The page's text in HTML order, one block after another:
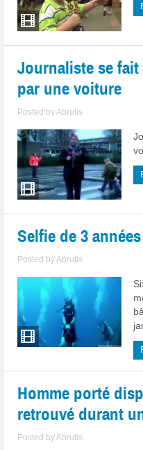
Journaliste se
par une voiture
Posted byAbrutis
Selfie de 3
Posted byAbrutis
Homme porté
retrouvé durant
Posted byAbrutis